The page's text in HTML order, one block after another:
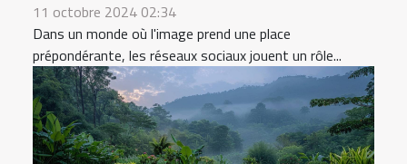
11 octobre 2024 02:34
Dans un monde où l'image prend une place
prépondérante, les réseaux sociaux jouent un rôle...